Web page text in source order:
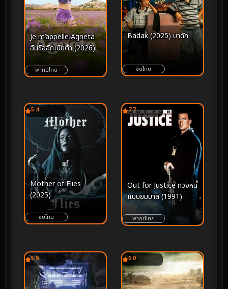
Je m’appelle Agneta
ฉันชื่ออักเนียต้า (2026)
พากย์ไทย
Badak (2025) บาดัก
ซับไทย
5.4
Mother of Flies
(2025)
ซับไทย
7.7
Out for Justice ทวงหนี้
แบบยมบาล (1991)
พากย์ไทย
5.9 6.0